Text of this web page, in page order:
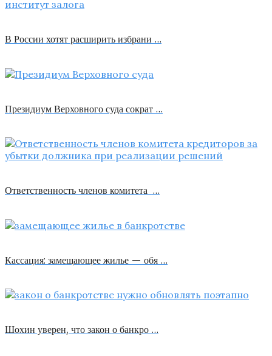
В России хотят расширить избрани …
Президиум Верховного суда сократ …
Ответственность членов комитета …
Кассация: замещающее жилье — обя …
Шохин уверен, что закон о банкро …